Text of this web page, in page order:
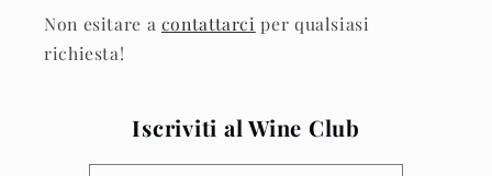
Non esitare a contattarci per qualsiasi
richiesta!
Iscriviti al Wine Club